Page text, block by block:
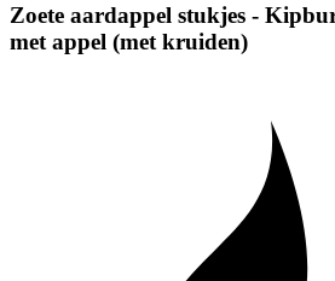
Zoete aardappel stukjes -
met appel (met kruiden)